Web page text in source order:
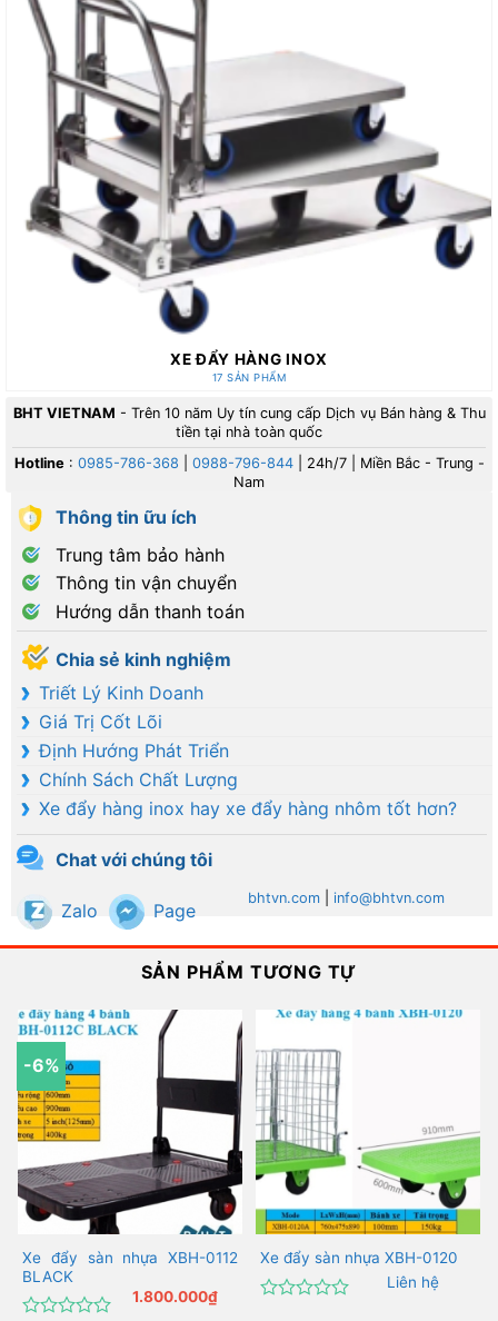
XE ĐẨY HÀNG INOX
17 SẢN PHẨM
BHT VIETNAM - Trên 10 năm Uy tín cung cấp Dịch vụ Bán hàng & Thu
tiền tại nhà toàn quốc
Hotline: 0985-786-368 0988-796-844| 24h/7 | Miền Bắc - Trung -
Nam
Thông tin ữu ích
Trung tâm bảo hành
Thông tin vận chuyển
Hướng dẫn thanh toán
Chia sẻ kinh nghiệm
Triết Lý Kinh Doanh
Giá Trị Cốt Lõi
Định Hướng Phát Triển
Chính Sách Chất Lượng
Xe đẩy hàng inox hay xe đẩy hàng nhôm tốt hơn?
Chat với chúng tôi
Zalo Page
bhtvn.com info@bhtvn.com
SẢN PHẨM TƯƠNG TỰ
-6%
Xe đẩy sàn nhựa XBH-0112
BLACK
1.800.000₫
Xe đẩy sàn nhựa XBH-0120
Liên hệ